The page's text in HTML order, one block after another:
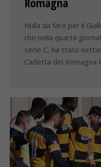
Nulla da fare per il
che nella quarta
serie C, ha stato
Cadetta del Romagna